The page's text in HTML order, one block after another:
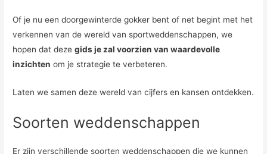
Of je nu een doorgewinterde gokker bent of net begint met het
verkennen van de wereld van sportweddenschappen, we
hopen dat dezegids je zal voorzien van waardevolle
inzichten om je strategie te verbeteren.
Laten we samen deze wereld van cijfers en kansen ontdekken.
Soorten weddenschappen
Er zijn verschillende soorten weddenschappen die we kunnen